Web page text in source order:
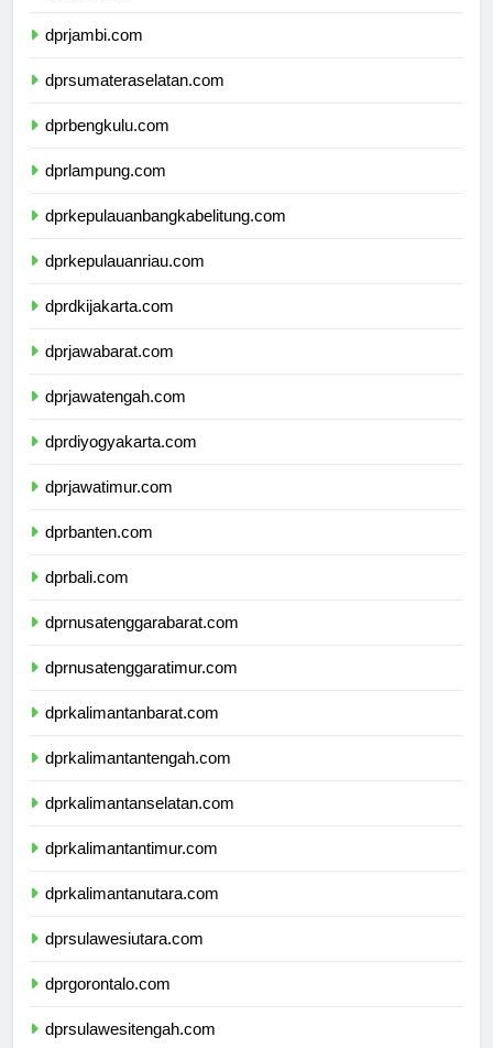
dprjambi.com
dprsumateraselatan.com
dprbengkulu.com
dprlampung.com
dprkepulauanbangkabelitung.com
dprkepulauanriau.com
dprdkijakarta.com
dprjawabarat.com
dprjawatengah.com
dprdiyogyakarta.com
dprjawatimur.com
dprbanten.com
dprbali.com
dprnusatenggarabarat.com
dprnusatenggaratimur.com
dprkalimantanbarat.com
dprkalimantantengah.com
dprkalimantanselatan.com
dprkalimantantimur.com
dprkalimantanutara.com
dprsulawesiutara.com
dprgorontalo.com
dprsulawesitengah.com